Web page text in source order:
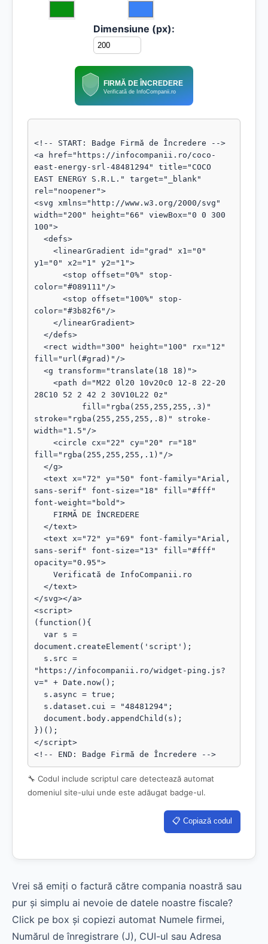
Dimensiune (px):
FIRMĂ DE ÎNCREDERE
Verificată de InfoCompanii.ro
<!-- START: Badge Firmă de Încredere -->
<a href="https://infocompanii.ro/coco-
east-energy-srl-48481294" title="COCO
EAST ENERGY S.R.L." target="_blank"
rel="noopener">
<svg xmlns="http://www.w3.org/2000/svg"
width="200" height="66" viewBox="0 0 300
100">
y1="0" x2="1" y2="1">
color="#089111"/>
color="#3b82f6"/>
fill="url(#grad)"/>
28C10 52 2 42 2 30V10L22 0z"
stroke="rgba(255,255,255,.8)" stroke-
width="1.5"/>
fill="rgba(255,255,255,.1)"/>
sans-serif" font-size="18" fill="#fff"
font-weight="bold">
sans-serif" font-size="13" fill="#fff"
opacity="0.95">
</svg></a>
<script>
(function(){
document.createElement('script');
"https://infocompanii.ro/widget-ping.js?
v=" + Date.now();
})();
</script>
<!-- END: Badge Firmă de Încredere -->
🔧 Codul include scriptul care detectează automat
domeniul site-ului unde este adăugat badge-ul.
📋 Copiază codul
Vrei să emiți o factură către compania noastră sau
pur și simplu ai nevoie de datele noastre fiscale?
Click pe box și copiezi automat Numele firmei,
Numărul de înregistrare (J), CUI-ul sau Adresa